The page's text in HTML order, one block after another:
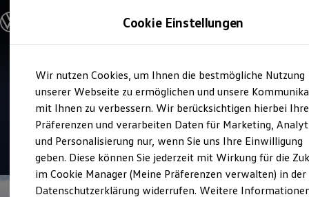
Hauptinhalt
springen
Footer
springen
Modelle & Konfigurator
Nutzfahrzeugkategorien entdecken
Modelle konfigurieren
Vorgängermodelle und Oldtimer
Vorgängermodelle
Oldtimer
Bulli Historie
Branchenlösungen & Gewerbekunden
Umbaulösungen und Hersteller finden
Auf- und Umbauten entdecken & konfigurieren
Groß- und Sonderkunden
Großkunden
Kommunen & Behörden
Service
Volkswagen Nutzfahrzeuge
Leipzig
4.2|124 Bewertungen
Cookie Einstellungen
Wir nutzen Cookies, um Ihnen die bestmögliche Nutzung
unserer Webseite zu ermöglichen und unsere
mit Ihnen zu verbessern. Wir berücksichtigen hierbei Ihre
Präferenzen und verarbeiten Daten für Marketing,
und Personalisierung nur, wenn Sie uns Ihre Einwilligung
geben. Diese können Sie jederzeit mit Wirkung für die
im Cookie Manager (Meine Präferenzen verwalten) in der
Datenschutzerklärung widerrufen. Weitere